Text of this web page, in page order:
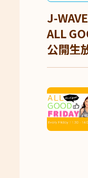
J-WAVE
ALL
公開生